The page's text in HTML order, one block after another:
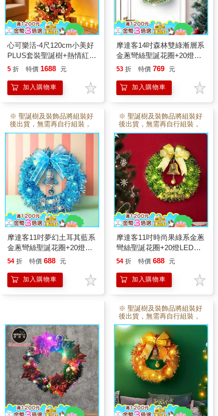
心可樂活-4尺120cm小美好
PLUS套裝聖誕樹+熱情紅甜
甜圈雪人彩繪木質片系飾品
_USB電池盒兩用
5 折 特價 1688 元
加入購物車
摩達客14吋森林雙綠漸層系
金蔥彎絲聖誕花圈+20燈
LED暖白光燈串
53 折 特價 769 元
加入購物車
※ 聖誕樹及裝飾品將組裝好
後出貨，無需再自行組裝，
故本賣場 訂製3~5日後出
摩達客11吋夢幻土耳其藍系
金蔥彎絲聖誕花圈+20燈
LED暖白光燈串
54 折 特價 688 元
加入購物車
※ 聖誕樹及裝飾品將組裝好
後出貨，無需再自行組裝，
故本賣場 訂製3~5日後出
貨。
摩達客11吋時尚果綠系金蔥
彎絲聖誕花圈+20燈LED暖
白光燈串
54 折 特價 688 元
加入購物車
※ 聖誕樹及裝飾品將組裝好
後出貨，無需再自行組裝，
故本賣場 訂製3~5日後出
貨。